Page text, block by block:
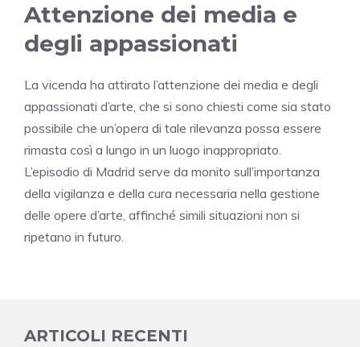
Attenzione dei media e
degli appassionati
La vicenda ha attirato l’attenzione dei media e degli
appassionati d’arte, che si sono chiesti come sia stato
possibile che un’opera di tale rilevanza possa essere
rimasta così a lungo in un luogo inappropriato.
L’episodio di Madrid serve da monito sull’importanza
della vigilanza e della cura necessaria nella gestione
delle opere d’arte, affinché simili situazioni non si
ripetano in futuro.
ARTICOLI RECENTI